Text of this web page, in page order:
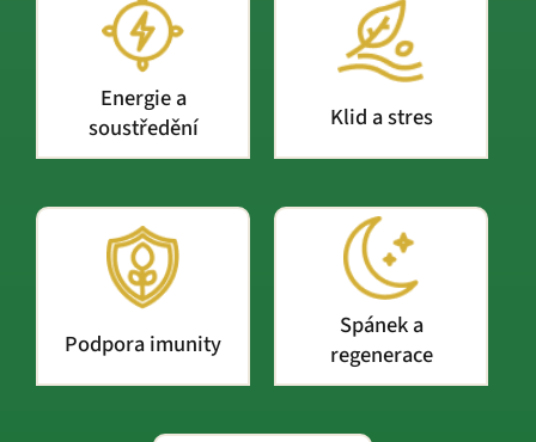
Energie a
soustředění
Klid a stres
Podpora imunity
Spánek a
regenerace